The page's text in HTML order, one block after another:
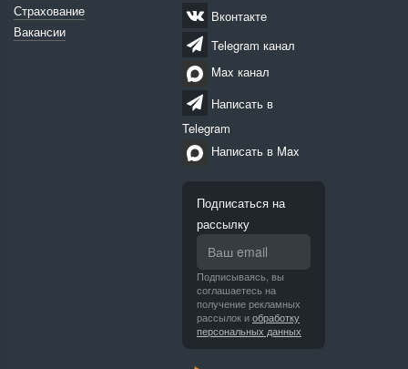
Страхование
Вакансии
Вконтакте
Telegram канал
Max канал
Написать в
Telegram
Написать в Max
Подписаться на
рассылку
Подписываясь, вы
соглашаетесь на
получение рекламных
рассылок иобработку
персональных данных